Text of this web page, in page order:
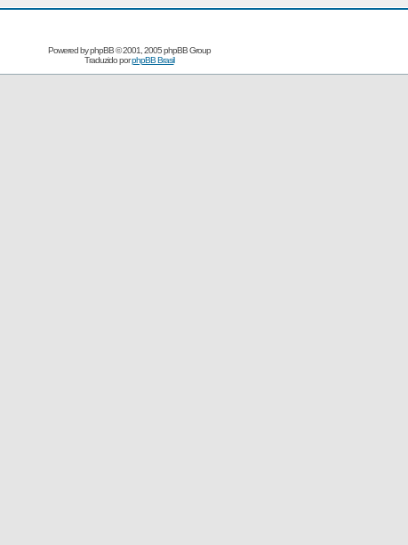
Powered byphpBB© 2001, 2005 phpBB Group
Traduzido porphpBB Brasil